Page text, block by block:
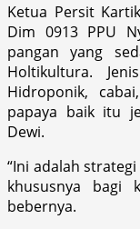
Ketua Persit
Dim 0913 PPU
pangan yang
Holtikultura.
Hidroponik,
papaya baik itu
Dewi.
“Ini adalah
khususnya bagi
bebernya.